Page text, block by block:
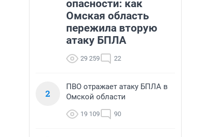
опасности: как
Омская область
пережила вторую
атаку БПЛА
29 259 22
2
ПВО отражает атаку БПЛА в
Омской области
19 109 90